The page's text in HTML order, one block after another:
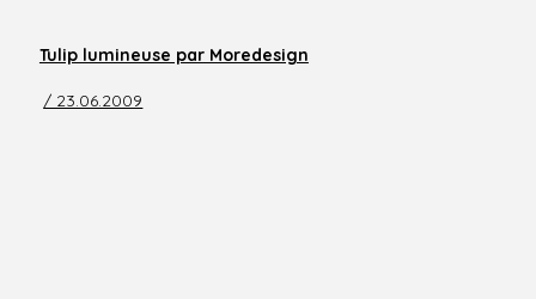
Tulip lumineuse par Moredesign
/ 23.06.2009